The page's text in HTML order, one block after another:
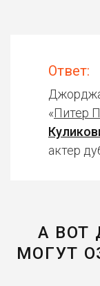
Ответ:
«Питер
актер
А ВОТ
МОГУТ